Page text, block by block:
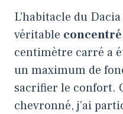
L’habitacle du
véritable
centimètre carré a
un maximum de
sacrifier le confort.
chevronné, j’ai